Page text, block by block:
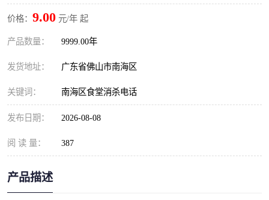
价格： 9.00 元/年 起
产品数量： 9999.00年
发货地址： 广东省佛山市南海区
关键词： 南海区食堂消杀电话
发布日期： 2026-08-08
阅 读 量： 387
产品描述